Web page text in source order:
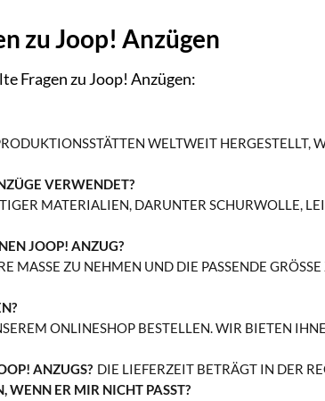
zu Joop! Anzügen
Fragen zu Joop! Anzügen:
WELTWEIT HERGESTELLT,
VERWENDET?
MATERIALIEN, DARUNTER SCHURWOLLE,
JOOP! ANZUG?
ZU NEHMEN UND DIE PASSENDE GRÖSSE
ONLINESHOP BESTELLEN. WIR BIETEN
ANZUGS? DIE LIEFERZEIT BETRÄGT IN DER
WENN ER MIR NICHT PASST?